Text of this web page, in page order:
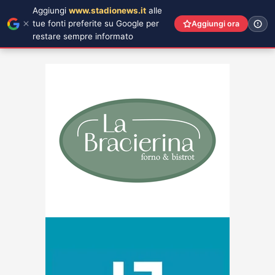
Aggiungi www.stadionews.it alle
tue fonti preferite su Google per
restare sempre informato
Aggiungi ora